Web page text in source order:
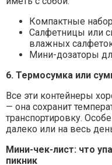
Компактные
Салфетницы или
влажных
Мини-дозаторы
6. Термосумка или
Все эти контейнеры
— она сохранит
транспортировку.
далеко или на весь
Мини-чек-лист: что
пикник